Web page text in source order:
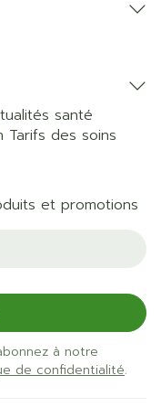
santé
Tarifs des soins
et promotions
à notre
de confidentialité.